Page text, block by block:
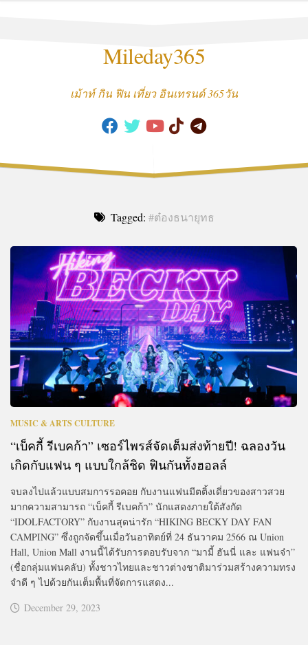
Mileday365
เม้าท์ กิน ฟิน เที่ยว อินเทรนด์ 365วัน
Tagged: #ต๋องธนายุทธ
MUSIC & ARTS CULTURE
“เบ็คกี้ รีเบคก้า” เซอร์ไพรส์จัดเต็มส่งท้ายปี! ฉลองวัน
เกิดกับแฟน ๆ แบบใกล้ชิด ฟินกันทั้งฮอลล์
จบลงไปแล้วแบบสมการรอคอย กับงานแฟนมีตติ้งเดี่ยวของสาวสวย
มากความสามารถ “เบ็คกี้ รีเบคก้า” นักแสดงภายใต้สังกัด
“IDOLFACTORY” กับงานสุดน่ารัก “HIKING BECKY DAY FAN
CAMPING” ซึ่งถูกจัดขึ้นเมื่อวันอาทิตย์ที่ 24 ธันวาคม 2566 ณ Union
Hall, Union Mall งานนี้ได้รับการตอบรับจาก “มามี้ ฮันนี่ และ แฟนจ๋า”
(ชื่อกลุ่มแฟนคลับ) ทั้งชาวไทยและชาวต่างชาติมาร่วมสร้างความทรง
จำดี ๆ ไปด้วยกันเต็มพื้นที่จัดการแสดง...
December 29, 2023